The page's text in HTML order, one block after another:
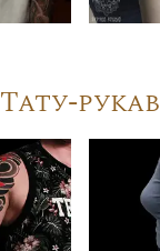
Тату-рукав